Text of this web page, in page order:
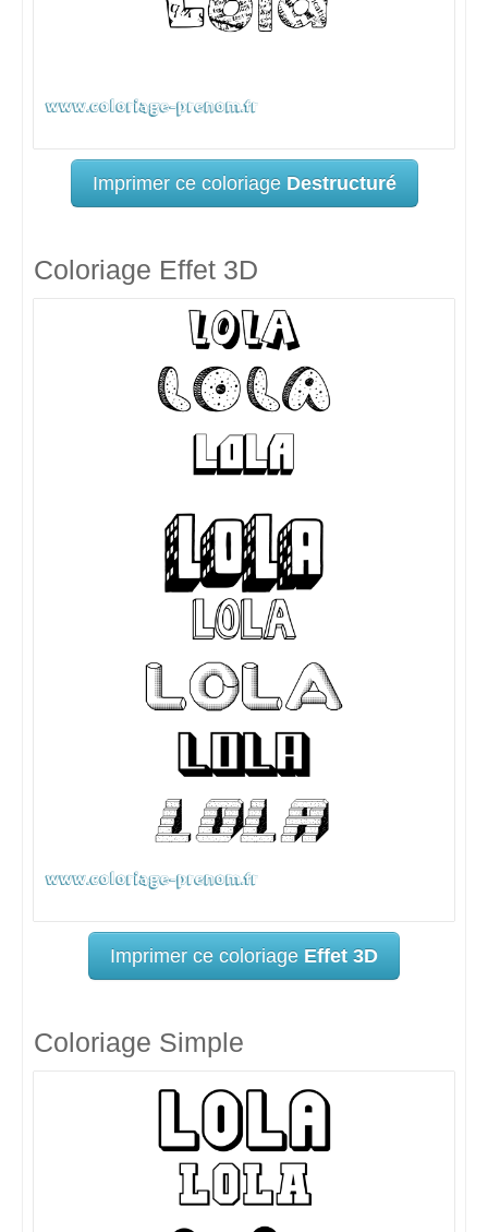
Imprimer ce coloriage Destructuré
Coloriage Effet 3D
Imprimer ce coloriage Effet 3D
Coloriage Simple